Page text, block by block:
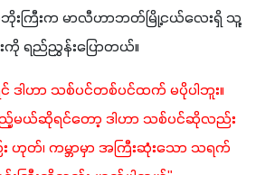
ကြီးက မာလီဟာဘတ်မြို့ငယ်လေးရှိ သူ့
ခြံတွင်းက သရက်ပင်ကြီးကို ရည်ညွှန်း‌ပြောတယ်။
ဒါဟာ သစ်ပင်တစ်ပင်ထက် မပိုပါဘူး။
ည့်မယ်ဆိုရင်တော့ ဒါဟာ သစ်ပင်ဆိုလည်း
တ်၊ ကမ္ဘာမှာ အကြီးဆုံးသော သရက်